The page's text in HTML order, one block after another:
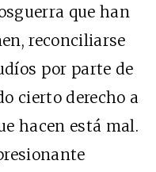
que han
reconciliarse
por parte de
cierto derecho a
hacen está mal.